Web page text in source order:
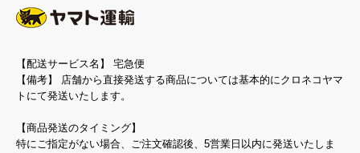
【配送サービス名】 宅急便
【備考】 店舗から直接発送する商品については基本的にクロネコヤマ
トにて発送いたします。
【商品発送のタイミング】
特にご指定がない場合、ご注文確認後、5営業日以内に発送いたしま